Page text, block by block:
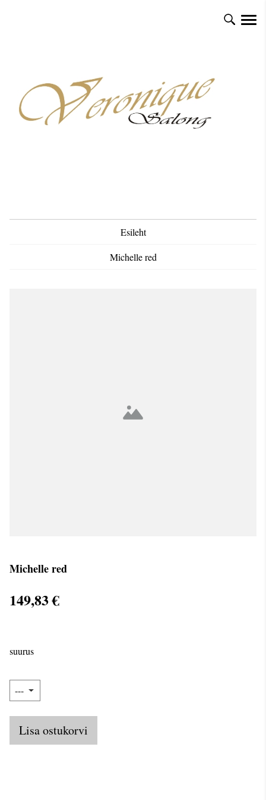
Esileht
Michelle red
Michelle red
149,83 €
suurus
Lisa ostukorvi